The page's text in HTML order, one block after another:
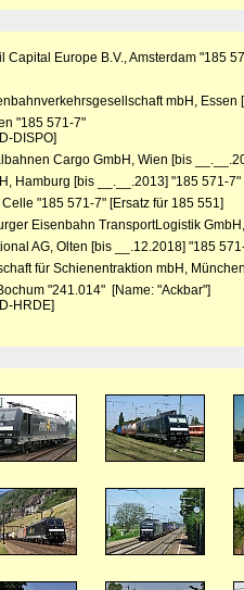
Europe B.V., Amsterdam "185
mbH, Essen
"185 571-7"
DISPO]
Cargo GmbH, Wien [bis
Hamburg [bis __.__.2013] "185 571-7"
"185 571-7" [Ersatz für 185 551]
Eisenbahn TransportLogistik
AG, Olten [bis __.12.2018] "185
für Schienentraktion mbH,
"241.014" [Name: "Ackbar"]
HRDE]